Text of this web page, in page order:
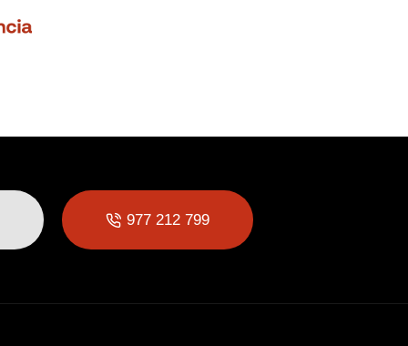
977 212 799